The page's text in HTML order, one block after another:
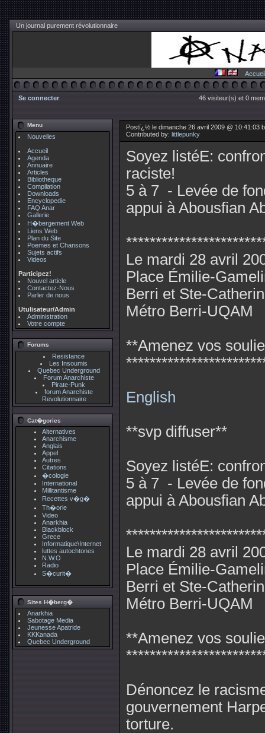
Un journal purement révolutionnaire
Accueil
Se connecter 46 visiteur(s) et 0
Menu
Nouvelles
Accueil
Agenda
Annuaire
Articles
Bibliotheque
Compilation
Downloads
Encyclopedie
FAQ Anar
Gallerie
H�bergement Web
Liens Web
Plan du Site
Poemes et Chansons
Sujets actifs
Videos
Participez!
Nouvel article
Contactez-Nous
Parler de nous
Utulisateur/Admin
Administration
Votre compte
Forums
Resistance
Les Insoumis
Quebec Underground
Forum Anarchiste
Pirate-Punk
forum Anarchiste
Revolutionnaire
Cat�gories
Alternatives
Anarchisme
Anglais
Appel
Autres
Citations
�cologie
International
Millitantisme
Recettes v�g�
Th�orie
Video
Anarkhia
Blackblock
Grece
Informatique\Internet
luttes autochtones
N.W.O
Radio
S�curit�
Sites H�berg�
Anarkhia
Sabotage Media
Jeunesse Apatride
KKKanada
Quebec Underground
Postï¿½ le dimanche 26 avril 2009 @ 10:41:03
Contributed by: littlepunky
Soyez listéE:
raciste!
5 à 7 - Levée de
appui à Abousfian
Le mardi 28 avril
Place Émilie-
Berri et Ste-
Métro Berri-UQAM
**Amenez vos
English
**svp diffuser**
Soyez listéE:
5 à 7 - Levée de
appui à Abousfian
Le mardi 28 avril
Place Émilie-
Berri et Ste-
Métro Berri-UQAM
**Amenez vos
Dénoncez le
gouvernement
torture.